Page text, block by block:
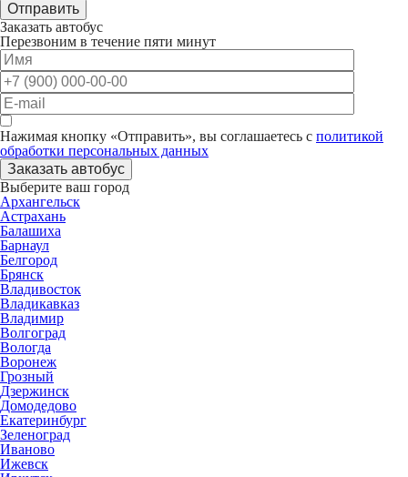
Отправить
Заказать автобус
Перезвоним в течение пяти минут
Нажимая кнопку «Отправить», вы соглашаетесь с политикой
обработки персональных данных
Заказать автобус
Выберите ваш город
Архангельск
Астрахань
Балашиха
Барнаул
Белгород
Брянск
Владивосток
Владикавказ
Владимир
Волгоград
Вологда
Воронеж
Грозный
Дзержинск
Домодедово
Екатеринбург
Зеленоград
Иваново
Ижевск